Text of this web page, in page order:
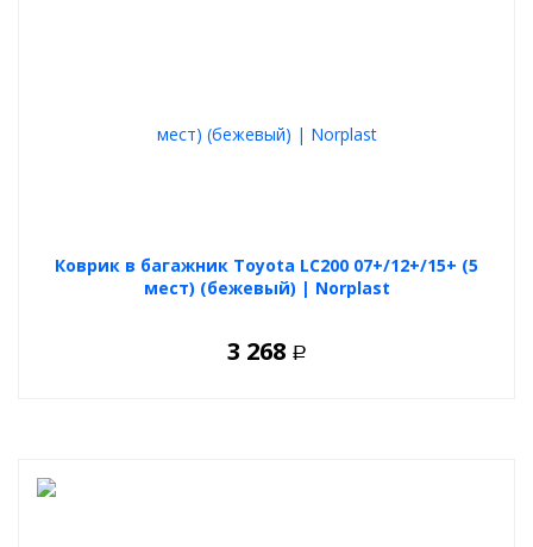
Коврик в багажник Toyota LC200 07+/12+/15+ (5
мест) (бежевый) | Norplast
3 268 Р